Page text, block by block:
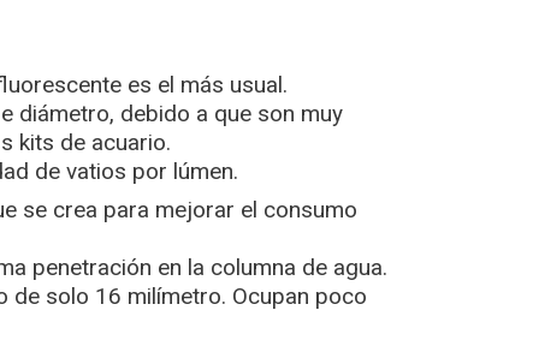
es el más usual.
diámetro, debido a que son muy
kits de acuario.
de vatios por lúmen.
se crea para mejorar el consumo
penetración en la columna de agua.
de solo 16 milímetro. Ocupan poco